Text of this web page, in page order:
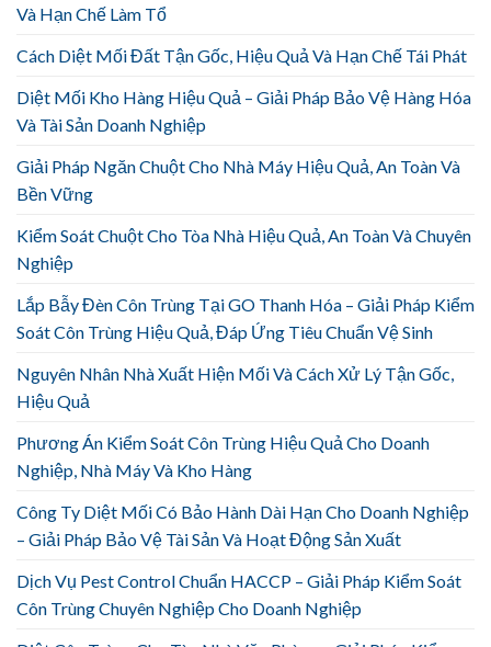
Và Hạn Chế Làm Tổ
Cách Diệt Mối Đất Tận Gốc, Hiệu Quả Và Hạn Chế Tái Phát
Diệt Mối Kho Hàng Hiệu Quả – Giải Pháp Bảo Vệ Hàng Hóa
Và Tài Sản Doanh Nghiệp
Giải Pháp Ngăn Chuột Cho Nhà Máy Hiệu Quả, An Toàn Và
Bền Vững
Kiểm Soát Chuột Cho Tòa Nhà Hiệu Quả, An Toàn Và Chuyên
Nghiệp
Lắp Bẫy Đèn Côn Trùng Tại GO Thanh Hóa – Giải Pháp Kiểm
Soát Côn Trùng Hiệu Quả, Đáp Ứng Tiêu Chuẩn Vệ Sinh
Nguyên Nhân Nhà Xuất Hiện Mối Và Cách Xử Lý Tận Gốc,
Hiệu Quả
Phương Án Kiểm Soát Côn Trùng Hiệu Quả Cho Doanh
Nghiệp, Nhà Máy Và Kho Hàng
Công Ty Diệt Mối Có Bảo Hành Dài Hạn Cho Doanh Nghiệp
– Giải Pháp Bảo Vệ Tài Sản Và Hoạt Động Sản Xuất
Dịch Vụ Pest Control Chuẩn HACCP – Giải Pháp Kiểm Soát
Côn Trùng Chuyên Nghiệp Cho Doanh Nghiệp